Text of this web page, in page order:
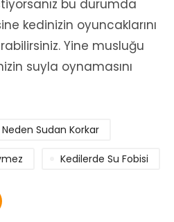
bu durumda
kedinizin oyuncaklarını
Yine musluğu
suyla oynamasını
Sudan Korkar
Kedilerde Su Fobisi